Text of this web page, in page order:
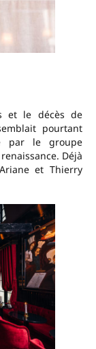
et le décès de
pourtant
par le groupe
Déjà
et Thierry